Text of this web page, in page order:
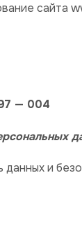
сайта
— 004
и